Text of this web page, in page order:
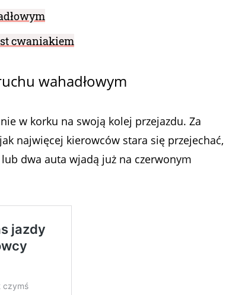
cwaniakiem
wahadłowym
w korku na swoją kolej przejazdu. Za
najwięcej kierowców stara się przejechać,
dwa auta wjadą już na czerwonym